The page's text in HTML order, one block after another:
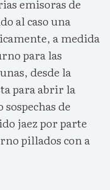
emisoras de
al caso una
a medida
para las
desde la
para abrir la
de
jaez por parte
pillados con a